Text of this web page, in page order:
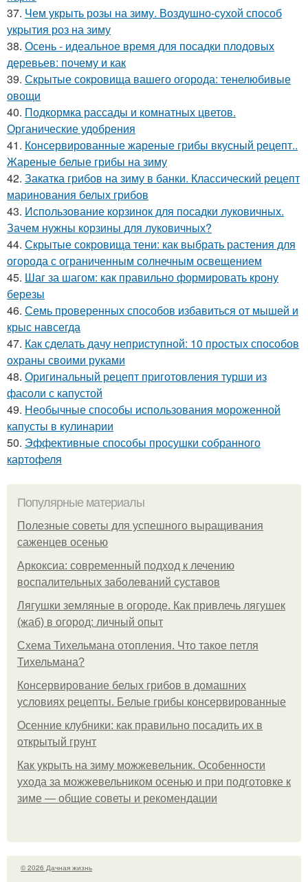
37. Чем укрыть розы на зиму. Воздушно-сухой способ
укрытия роз на зиму
38. Осень - идеальное время для посадки плодовых
деревьев: почему и как
39. Скрытые сокровища вашего огорода: тенелюбивые
овощи
40. Подкормка рассады и комнатных цветов.
Органические удобрения
41. Консервированные жареные грибы вкусный рецепт..
Жареные белые грибы на зиму
42. Закатка грибов на зиму в банки. Классический рецепт
маринования белых грибов
43. Использование корзинок для посадки луковичных.
Зачем нужны корзины для луковичных?
44. Скрытые сокровища тени: как выбрать растения для
огорода с ограниченным солнечным освещением
45. Шаг за шагом: как правильно формировать крону
березы
46. Семь проверенных способов избавиться от мышей и
крыс навсегда
47. Как сделать дачу неприступной: 10 простых способов
охраны своими руками
48. Оригинальный рецепт приготовления турши из
фасоли с капустой
49. Необычные способы использования мороженной
капусты в кулинарии
50. Эффективные способы просушки собранного
картофеля
Популярные материалы
Полезные советы для успешного выращивания
саженцев осенью
Аркоксиа: современный подход к лечению
воспалительных заболеваний суставов
Лягушки земляные в огороде. Как привлечь лягушек
(жаб) в огород: личный опыт
Схема Тихельмана отопления. Что такое петля
Тихельмана?
Консервирование белых грибов в домашних
условиях рецепты. Белые грибы консервированные
Осенние клубники: как правильно посадить их в
открытый грунт
Как укрыть на зиму можжевельник. Особенности
ухода за можжевельником осенью и при подготовке к
зиме — общие советы и рекомендации
© 2026 Дачная жизнь